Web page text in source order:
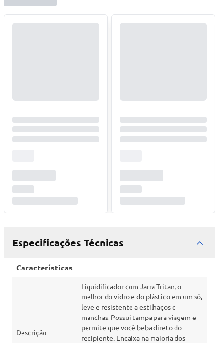
Especificações Técnicas
Características
Descrição
Liquidificador com Jarra Tritan, o
melhor do vidro e do plástico em um só,
leve e resistente a estilhaços e
manchas. Possui tampa para viagem e
permite que você beba direto do
recipiente. Encaixa na maioria dos